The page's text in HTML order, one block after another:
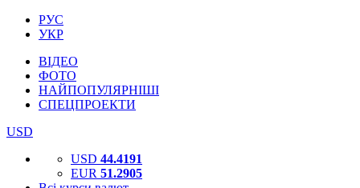
РУС
УКР
ВІДЕО
ФОТО
НАЙПОПУЛЯРНІШІ
СПЕЦПРОЕКТИ
USD
USD 44.4191
EUR 51.2905